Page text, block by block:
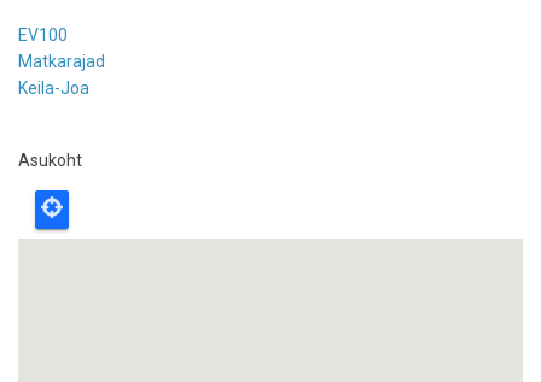
EV100
Matkarajad
Keila-Joa
Asukoht